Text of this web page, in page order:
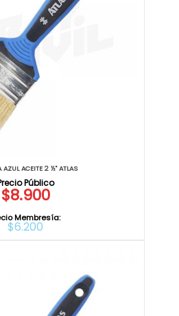
AZUL ACEITE 2 ½" ATLAS
$8.900
Membresía:
$6.200